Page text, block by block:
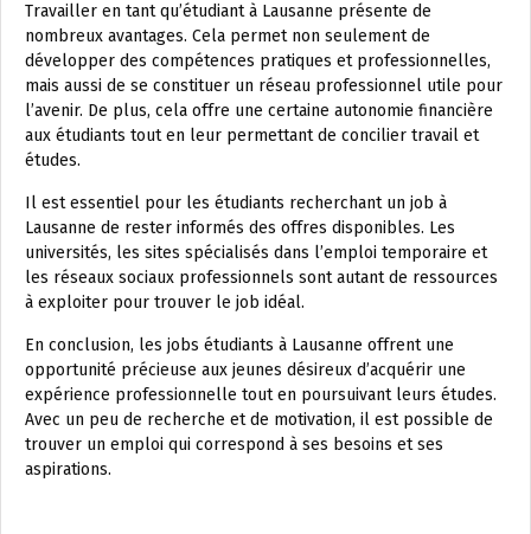
Travailler en tant qu’étudiant à Lausanne présente de
nombreux avantages. Cela permet non seulement de
développer des compétences pratiques et professionnelles,
mais aussi de se constituer un réseau professionnel utile pour
l’avenir. De plus, cela offre une certaine autonomie financière
aux étudiants tout en leur permettant de concilier travail et
études.
Il est essentiel pour les étudiants recherchant un job à
Lausanne de rester informés des offres disponibles. Les
universités, les sites spécialisés dans l’emploi temporaire et
les réseaux sociaux professionnels sont autant de ressources
à exploiter pour trouver le job idéal.
En conclusion, les jobs étudiants à Lausanne offrent une
opportunité précieuse aux jeunes désireux d’acquérir une
expérience professionnelle tout en poursuivant leurs études.
Avec un peu de recherche et de motivation, il est possible de
trouver un emploi qui correspond à ses besoins et ses
aspirations.